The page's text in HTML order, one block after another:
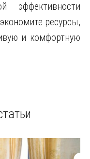
эффективности
ресурсы,
и комфортную